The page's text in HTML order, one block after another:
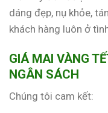
dáng đẹp, nụ khỏe,
khách hàng luôn ở
GIÁ MAI VÀNG
NGÂN SÁCH
Chúng tôi cam kết: